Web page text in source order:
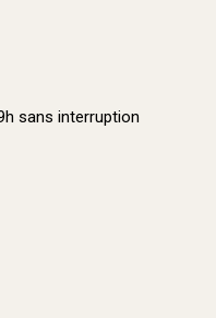
produit
sans interruption